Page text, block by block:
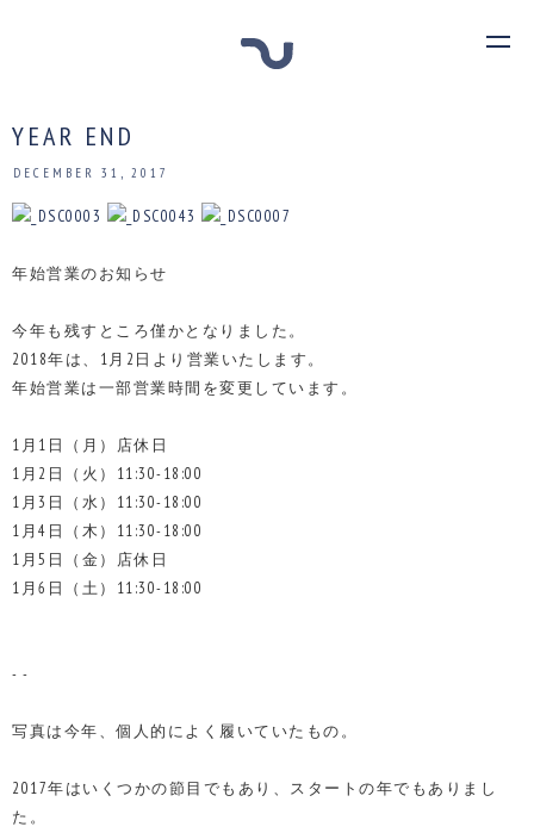
YEAR END
DECEMBER 31, 2017
年始営業のお知らせ
今年も残すところ僅かとなりました。
2018年は、1月2日より営業いたします。
年始営業は一部営業時間を変更しています。
1月1日（月）店休日
1月2日（火）11:30-18:00
1月3日（水）11:30-18:00
1月4日（木）11:30-18:00
1月5日（金）店休日
1月6日（土）11:30-18:00
- -
写真は今年、個人的によく履いていたもの。
2017年はいくつかの節目でもあり、スタートの年でもありまし
た。